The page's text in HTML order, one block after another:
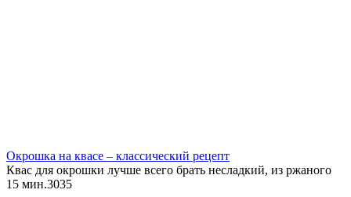
Окрошка на квасе – классический рецепт
Квас для окрошки лучше всего брать несладкий, из ржаного
15 мин.3035